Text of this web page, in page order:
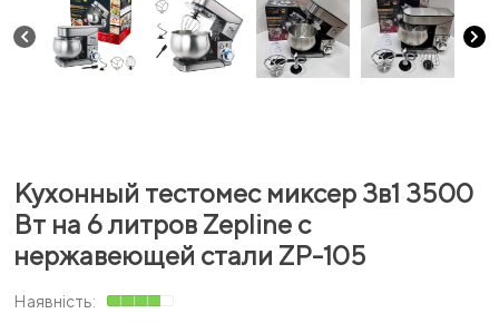
Кухонный тестомес миксер 3в1 3500
Вт на 6 литров Zepline с
нержавеющей стали ZP-105